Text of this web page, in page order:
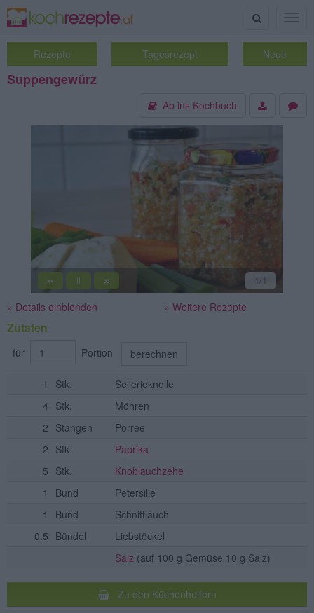
Suche
Rezepte Tagesrezept Neue
Suppengewürz
Ab ins Kochbuch
« || » 1 /1
» Details einblenden » Weitere Rezepte
Zutaten
für Portion berechnen
1 Stk.
Sellerieknolle
4 Stk.
Möhren
2 Stangen
Porree
2 Stk.
Paprika
5 Stk.
Knoblauchzehe
1
Bund
Petersilie
1
Bund
Schnittlauch
0.5 Bündel
Liebstöckel
Salz (auf 100 g Gemüse 10 g Salz)
Zu den Küchenhelfern